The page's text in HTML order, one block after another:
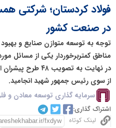
فولاد کردستان؛ شرکتی
در صنعت کشور
توجه به توسعه متوازن صنایع و
مناطق کمتربرخوردار یکی از مسائل
در نهایت به
از سوی رئیس جمهور شهید انجامید.
سرمایه گذاری توسعه معادن و
اشتراک گذاری:
لینک کوتاه